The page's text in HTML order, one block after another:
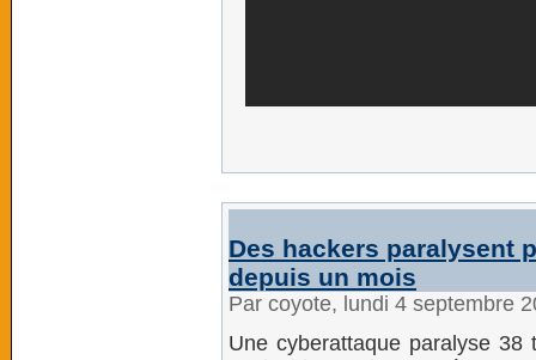
Des hackers paralysent
depuis un mois
Par coyote, lundi 4 septembre
Une cyberattaque paralyse 38